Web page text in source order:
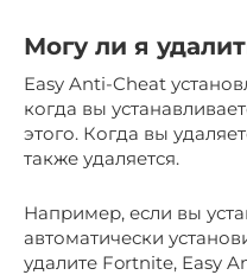
Могу ли я
Easy Anti-Cheat
когда вы
этого. Когда вы
также удаляется.
Например, если вы
автоматически
удалите Fortnite, Easy